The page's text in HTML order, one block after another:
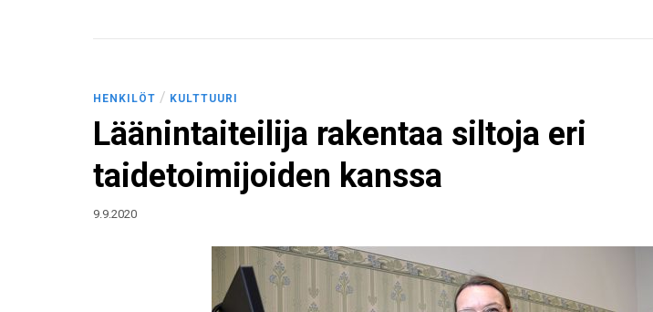
HENKILÖT / KULTTUURI
Läänintaiteilija rakentaa siltoja eri
taidetoimijoiden kanssa
9.9.2020